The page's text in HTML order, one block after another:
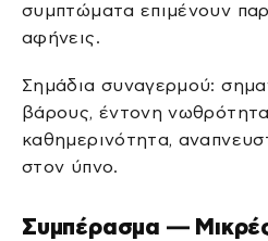
συμπτώματα επιμένουν
αφήνεις.
Σημάδια συναγερμού:
βάρους, έντονη
καθημερινότητα,
στον ύπνο.
Συμπέρασμα —